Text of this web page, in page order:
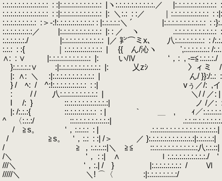
:.:.:.:.:.:.:.:.:.:.:.: : :|:.:.:.:.:.:.:.:.:.:.: |ヽ:.:.:.:.:.:.:.:.:.:.／ |:.:.:.:.:.:.:.:.:.:.:
:.:.:.:.:.:.:.:.:.:.:.: : :|:.:.:.:.:.:.:.:.:.:.: |: ＼:.: : :／ ｜:.:.:.:.:.:.:.:.:.: :
:.:.:.:.:.:.:.:.: :＞‐:!:.:.:.:.:.:.:.:.:.: : |:.:.:.:.:＼ ´ |:.:.:.:.:.:.:.:.:.:.: :
:.:.:.:.:.:.:.:／ |:.:.:.:.:.:.:.:.:.:.:
|: : ／ ヽ .:.:.:.:.:.:.:.:.:.:.:
:.:.:.:.:.:./ |:.:.:.:.:.:.:.:.:.:.:
|／ ㌢⌒ミx､ 八:.:.:.:.:.:.:.: : /
:.:.: : :{ ｜:.:.:.:.:.:.:.:.:.:
| {{ ん/沁ヽ ',:.:.:.:.:.:.: /
∧: : ∨ |:.:.:.:.:.:.:.:.:.:.: |: ゝ い/Ⅳ ‘，: ,
}:.:.:.:.:∨ :|:.:.:.:.:.:.:.:.:.:.:
|: 乂zｼ 〉ィミ /
|:
∧: ＼ :|:.:.:.:.:.:.:.:.:.:.: | ん/ }}:/:.:
} / ﾍ: / ^:!:.:.:.:.:.:.:.:.: : :| vぅ／/: ,イ
:
/ / 八:.:.:.:.:.:.:.:.:.:
| ＼/ / ／: |
l /: } ::.:.:.:.:.:.:.:.:.:.:| ノ /／:
|: /:.:.:{ ::.:.:.:.:.:.:.: : | ｀ ＿ , ｨ／:.:.:.:.:.:.:|
^ 〈:.:.:/ ::.:.:.:.:.:.:.:.:.:|
/ ≧s。 ‘，:.:.:.: : | .:.:.::.:.:.:.:.:.:.:.:.:.:.:.:.:.|
/ ≧s。 ‘，:.: : :| /＞ ／ }:.:.:.:.:.:.:.:.:.:.:.:|:.:.:.:.:|
/ ≧ ，:.:.:.::|＼ ≧≦ ::.:.:.:.:.:.:.:.:.:.:.:八:.:.::|
/＼ ‘， : :| ∧ ｌ:.:.:.:.:.:.:.:.:.:./ ‘
///＼ ‘，:.| / } |:.:.:.:.:.:.:.: / Ⅵ
/////＼ ＼! ⌒〈 :|:.:.:.:.:.:.:.:/